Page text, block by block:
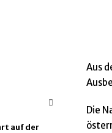
Aus
Die
auf der